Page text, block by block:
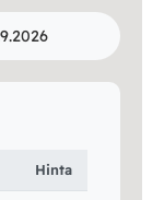
Hinta